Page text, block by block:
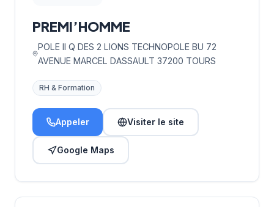
PREMI’HOMME
POLE II Q DES 2 LIONS TECHNOPOLE BU 72
AVENUE MARCEL DASSAULT 37200 TOURS
RH & Formation
Appeler Visiter le site
Google Maps